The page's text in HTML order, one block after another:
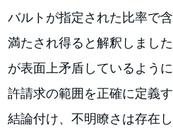
バルトが指定された比率で
満たされ得ると解釈しまし
が表面上矛盾しているよう
許請求の範囲を正確に定義
結論付け、不明瞭さは存在